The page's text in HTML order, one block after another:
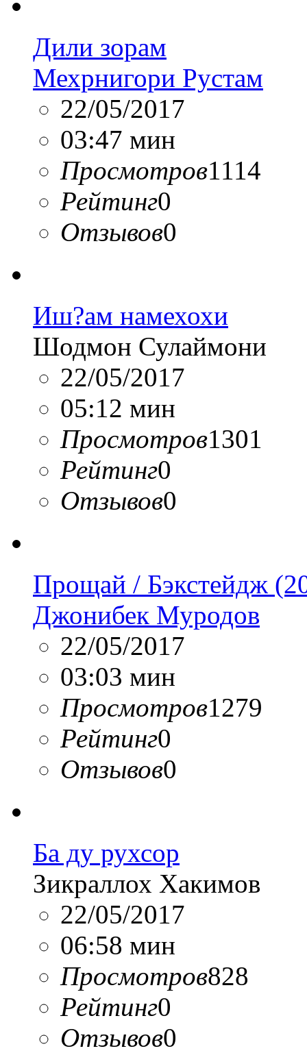
Дили зорам
Мехрнигори Рустам
22/05/2017
03:47 мин
Просмотров1114
Рейтинг0
Отзывов0
Иш?ам намехохи
Шодмон Сулаймони
22/05/2017
05:12 мин
Просмотров1301
Рейтинг0
Отзывов0
Прощай / Бэкстейдж
Джонибек Муродов
22/05/2017
03:03 мин
Просмотров1279
Рейтинг0
Отзывов0
Ба ду рухсор
Зикраллох Хакимов
22/05/2017
06:58 мин
Просмотров828
Рейтинг0
Отзывов0